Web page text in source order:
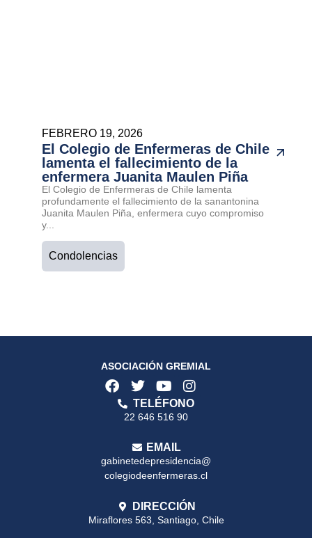
FEBRERO 19, 2026
El Colegio de Enfermeras de Chile
lamenta el fallecimiento de la
enfermera Juanita Maulen Piña
El Colegio de Enfermeras de Chile lamenta
profundamente el fallecimiento de la sanantonina
Juanita Maulen Piña, enfermera cuyo compromiso
y...
Condolencias
ASOCIACIÓN GREMIAL
TELÉFONO
22 646 516 90
EMAIL
gabinetedepresidencia@
colegiodeenfermeras.cl
DIRECCIÓN
Miraflores 563, Santiago, Chile